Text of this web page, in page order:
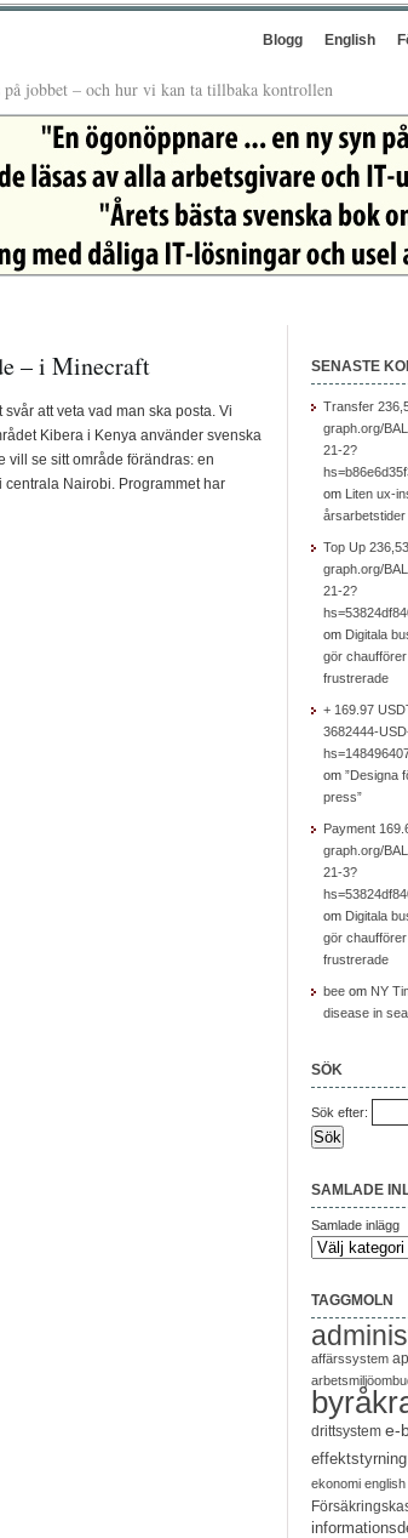
Blogg English
jobbet – och hur vi kan ta tillbaka kontrollen
– i Minecraft
att veta vad man ska posta. Vi
Kibera i Kenya använder svenska
vill se sitt område förändras: en
Nairobi. Programmet har
SENASTE
Transfer
graph.org/
21-2?
om Liten ux-
årsarbetstider
Top Up
graph.org/
21-2?
om Digitala
gör
frustrerade
+ 169.97
3682444-
om ”Designa
press”
Payment
graph.org/
21-3?
om Digitala
gör
frustrerade
bee om NY
disease in
SÖK
Sök efter:
SAMLADE
Samlade inlägg
TAGGMOLN
affärssystem
drittsystem e-
effektstyrning
ekonomi english